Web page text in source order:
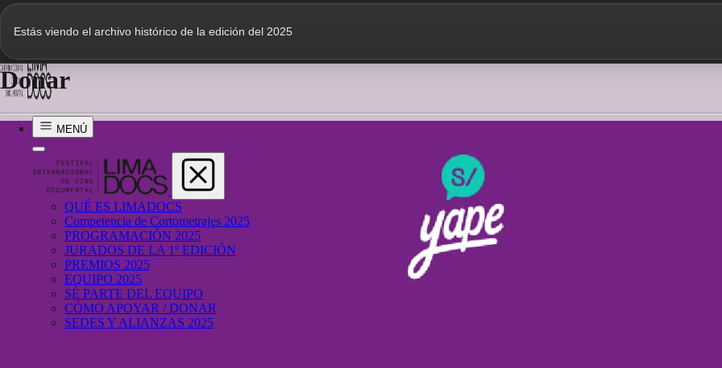
Estás viendo el archivo histórico de la edición del 2025
MENÚ
QUÉ ES LIMADOCS
Competencia de Cortometrajes 2025
PROGRAMACIÓN 2025
JURADOS DE LA 1º EDICIÓN
PREMIOS 2025
EQUIPO 2025
SÉ PARTE DEL EQUIPO
CÓMO APOYAR / DONAR
SEDES Y ALIANZAS 2025
Donar